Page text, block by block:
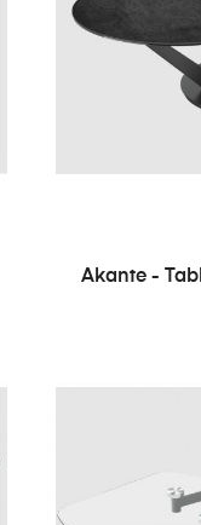
Akante -